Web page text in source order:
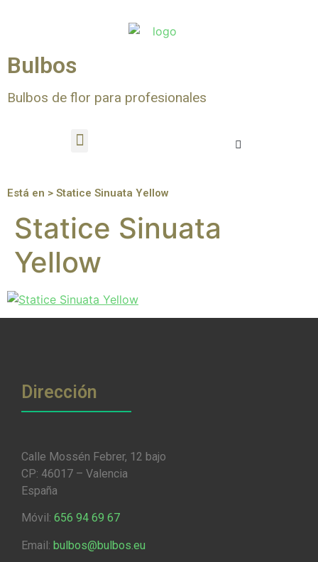
Bulbos
Bulbos de flor para profesionales
Está en > Statice Sinuata Yellow
Statice Sinuata
Yellow
Dirección
Calle Mossén Febrer, 12 bajo
CP: 46017 – Valencia
España
Móvil: 656 94 69 67
Email: bulbos@bulbos.eu